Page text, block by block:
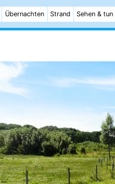
Übernachten Strand Sehen & tun